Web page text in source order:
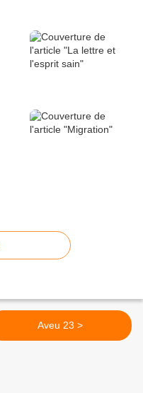
Aveu 23 >